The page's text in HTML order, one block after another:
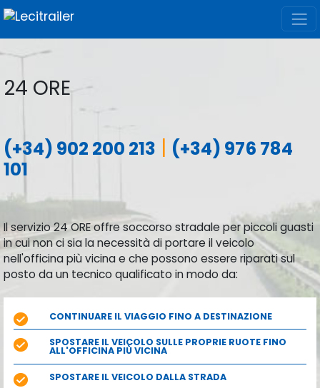
24 ORE
(+34) 902 200 213 | (+34) 976 784
101
Il servizio 24 ORE offre soccorso stradale per piccoli guasti
in cui non ci sia la necessità di portare il veicolo
nell'officina più vicina e che possono essere riparati sul
posto da un tecnico qualificato in modo da:
CONTINUARE IL VIAGGIO FINO A DESTINAZIONE
SPOSTARE IL VEICOLO SULLE PROPRIE RUOTE FINO
ALL'OFFICINA PIÙ VICINA
SPOSTARE IL VEICOLO DALLA STRADA